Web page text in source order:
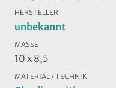
HERSTELLER
unbekannt
MASSE
10 x 8,5
MATERIAL / TECHNIK